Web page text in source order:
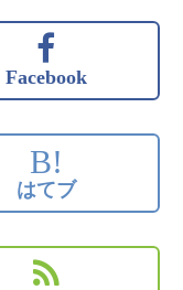
Facebook
B!
はてブ